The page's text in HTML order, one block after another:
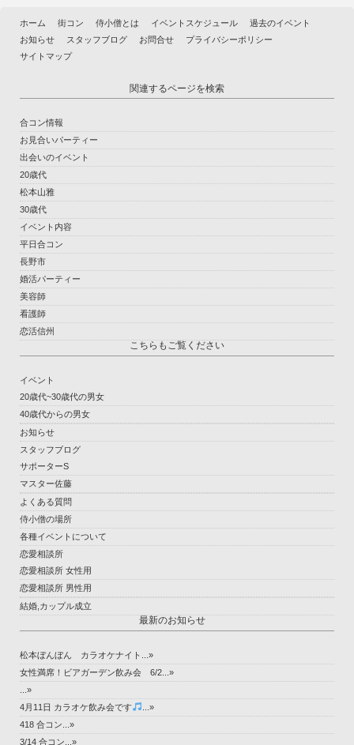
ホーム 街コン 侍小僧とは イベントスケジュール
過去のイベント
お知らせ
スタッフブログ お問合せ
プライバシーポリシー
サイトマップ
関連するページを検索
合コン情報
お見合いパーティー
出会いのイベント
20歳代
松本山雅
30歳代
イベント内容
平日合コン
長野市
婚活パーティー
美容師
看護師
恋活信州
こちらもご覧ください
イベント
20歳代~30歳代の男女
40歳代からの男女
お知らせ
スタッフブログ
サポーターS
マスター佐藤
よくある質問
侍小僧の場所
各種イベントについて
恋愛相談所
恋愛相談所 女性用
恋愛相談所 男性用
結婚,カップル成立
最新のお知らせ
松本ぼんぼん カラオケナイト...»
女性満席！ビアガーデン飲み会 6/2...»
...»
4月11日 カラオケ飲み会です
...»
418 合コン...»
3/14 合コン...»